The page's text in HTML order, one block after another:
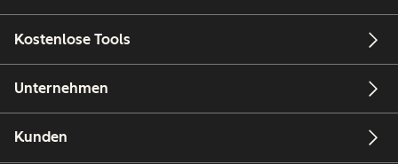
Kostenlose Tools
Unternehmen
Kunden